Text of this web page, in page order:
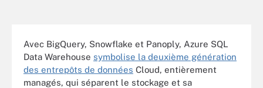
Avec BigQuery, Snowflake et Panoply, Azure SQL
Data Warehouse symbolise la deuxième génération
des entrepôts de données Cloud, entièrement
managés, qui séparent le stockage et sa